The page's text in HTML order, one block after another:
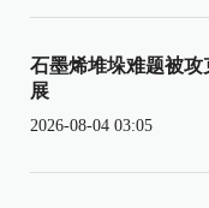
石墨烯堆垛难题被
展
2026-08-04 03:05